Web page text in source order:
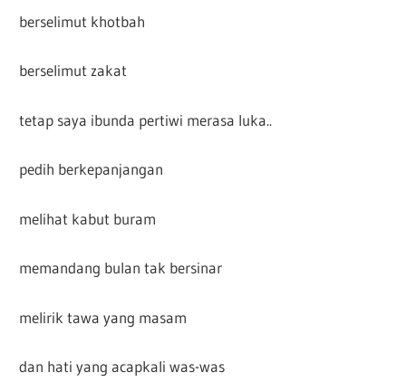
berselimut khotbah
berselimut zakat
tetap saya ibunda pertiwi merasa luka..
pedih berkepanjangan
melihat kabut buram
memandang bulan tak bersinar
melirik tawa yang masam
dan hati yang acapkali was-was